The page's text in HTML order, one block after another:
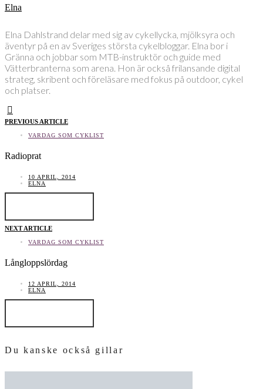
Elna
Elna Dahlstrand delar med sig av cykellycka, mjölksyra och
äventyr på en av Sveriges största cykelbloggar. Elna bor i
Gränna och jobbar som MTB-instruktör och guide med
Vätterbranterna som arena. Hon är också frilansande digital
strateg, skribent och föreläsare med fokus på outdoor, cykel
och platser.
PREVIOUS ARTICLE
VARDAG SOM CYKLIST
Radioprat
10 APRIL, 2014
ELNA
NEXT ARTICLE
VARDAG SOM CYKLIST
Långloppslördag
12 APRIL, 2014
ELNA
Du kanske också gillar